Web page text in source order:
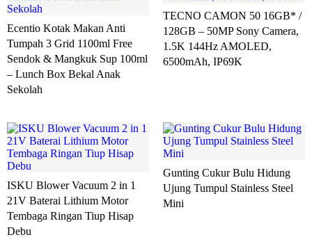
Ecentio Kotak Makan Anti
Tumpah 3 Grid 1100ml Free
Sendok & Mangkuk Sup 100ml
– Lunch Box Bekal Anak
Sekolah
TECNO CAMON 50 16GB* /
128GB – 50MP Sony Camera,
1.5K 144Hz AMOLED,
6500mAh, IP69K
ISKU Blower Vacuum 2 in 1
21V Baterai Lithium Motor
Tembaga Ringan Tiup Hisap
Debu
Gunting Cukur Bulu Hidung
Ujung Tumpul Stainless Steel
Mini